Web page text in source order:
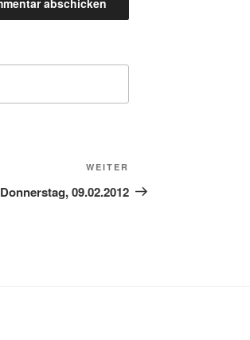
Beitrag
WEITER
Donnerstag, 09.02.2012